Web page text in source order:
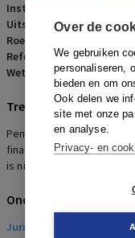
Over de
We gebruiken
personaliseren,
bieden en om
Ook delen we
site met onze
en analyse.
Privacy- en
Instantie:
Uitspraakdatum:20
Roepnaam:
Referentienummer:AR-
Wetsartikelen:7:902 BW ,
Trefwoorden
Pensioenzaak,
finale kwijting wordt
is nietig
Onderwerpen
Juridisch
> Arbeidsrecht